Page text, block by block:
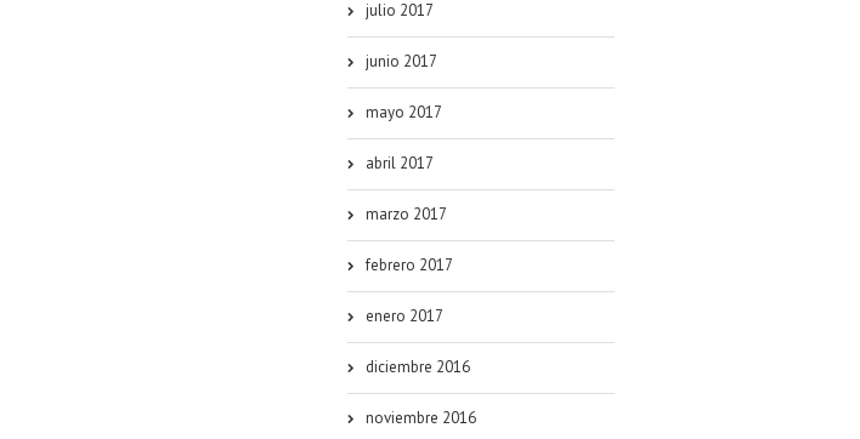
julio 2017
junio 2017
mayo 2017
abril 2017
marzo 2017
febrero 2017
enero 2017
diciembre 2016
noviembre 2016